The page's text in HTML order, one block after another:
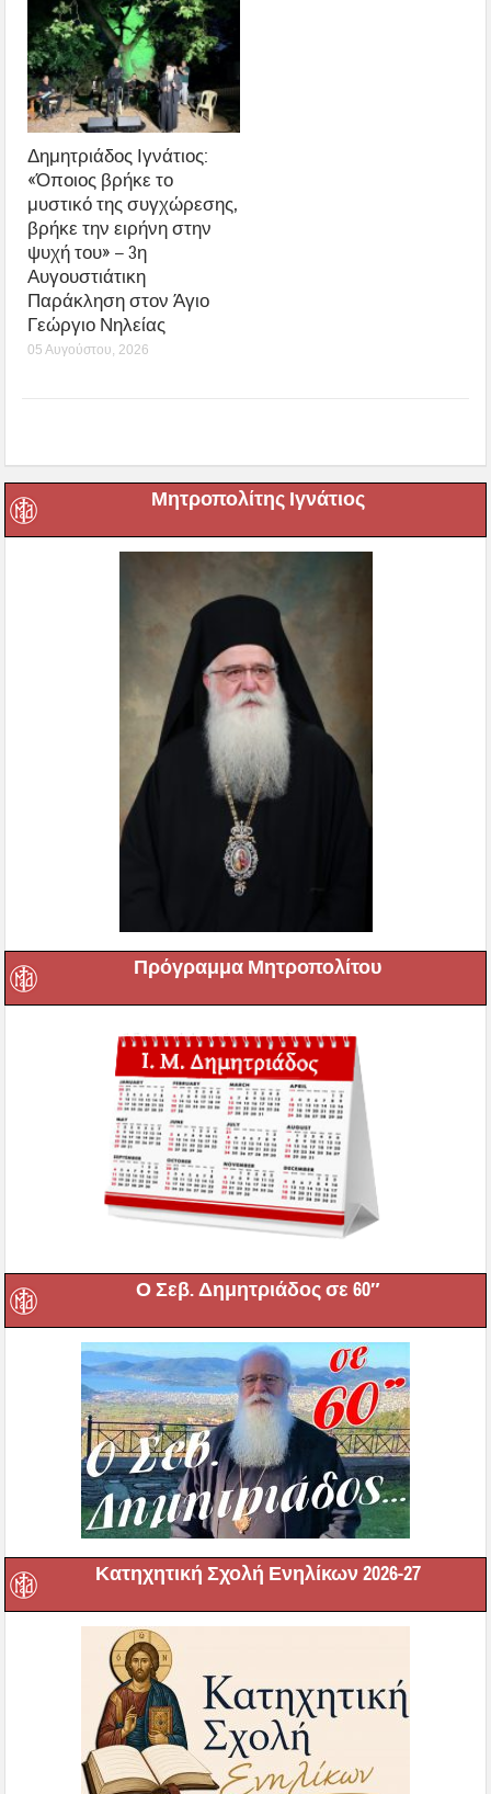
Δημητριάδος Ιγνάτιος:
«Όποιος βρήκε το
μυστικό της συγχώρεσης,
βρήκε την ειρήνη στην
ψυχή του» – 3η
Αυγουστιάτικη
Παράκληση στον Άγιο
Γεώργιο Νηλείας
05 Αυγούστου, 2026
Μητροπολίτης Ιγνάτιος
Πρόγραμμα Μητροπολίτου
Ο Σεβ. Δημητριάδος σε 60″
Κατηχητική Σχολή Ενηλίκων 2026-27